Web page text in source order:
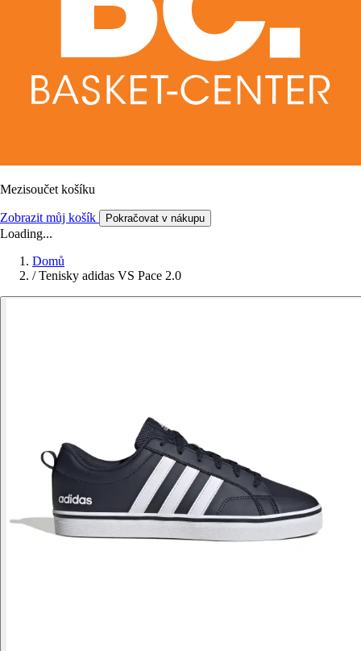
Mezisoučet košíku
Zobrazit můj košík Pokračovat v nákupu
Loading...
Domů
/ Tenisky adidas VS Pace 2.0